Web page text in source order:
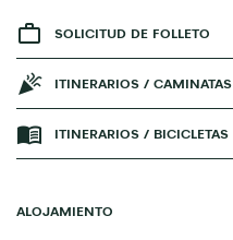
SOLICITUD DE FOLLETO
ITINERARIOS / CAMINATAS
ITINERARIOS / BICICLETAS
ALOJAMIENTO